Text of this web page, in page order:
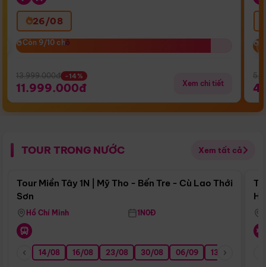
26/08
Còn 9/10 chỗ
Còn 9/10 chỗ
13.999.000đ -14%
11.999.000đ Xem chi tiết
TOUR TRONG NƯỚC Xem tất cả
Điểm nổi bật
Tour Miền Tây 1N | Mỹ Tho - Bến Tre - Cù Lao Thới
Sơn
Hồ Chí Minh 1N0Đ
14/08 16/08 23/08 30/08 06/09 13/09